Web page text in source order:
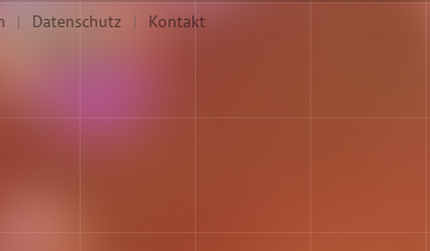
| Datenschutz | Kontakt